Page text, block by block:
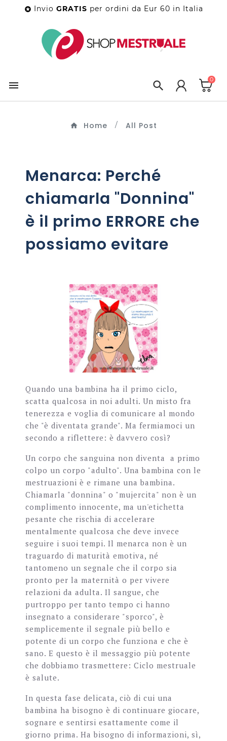
 Invio GRATIS per ordini da Eur 60 in Italia
  0
Home All Post
Menarca: Perché
chiamarla "Donnina"
è il primo ERRORE che
possiamo evitare
Quando una bambina ha il primo ciclo,
scatta qualcosa in noi adulti. Un misto fra
tenerezza e voglia di comunicare al mondo
che "è diventata grande". Ma fermiamoci un
secondo a riflettere: è davvero così?
Un corpo che sanguina non diventa a primo
colpo un corpo "adulto". Una bambina con le
mestruazioni è e rimane una bambina.
Chiamarla "donnina" o "mujercita" non è un
complimento innocente, ma un'etichetta
pesante che rischia di accelerare
mentalmente qualcosa che deve invece
seguire i suoi tempi. Il menarca non è un
traguardo di maturità emotiva, né
tantomeno un segnale che il corpo sia
pronto per la maternità o per vivere
relazioni da adulta. Il sangue, che
purtroppo per tanto tempo ci hanno
insegnato a considerare "sporco", è
semplicemente il segnale più bello e
potente di un corpo che funziona e che è
sano. E questo è il messaggio più potente
che dobbiamo trasmettere: Ciclo mestruale
è salute.
In questa fase delicata, ciò di cui una
bambina ha bisogno è di continuare giocare,
sognare e sentirsi esattamente come il
giorno prima. Ha bisogno di informazioni, sì,